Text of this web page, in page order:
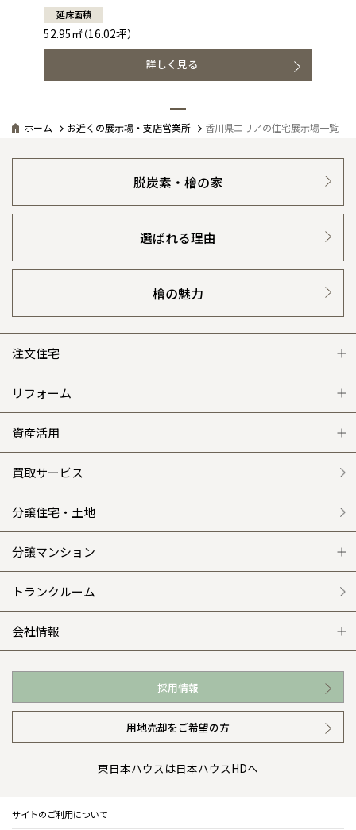
延床面積
52.95㎡（16.02坪）
詳しく見る
ホーム お近くの展示場・支店営業所 香川県エリアの住宅展示場一覧
脱炭素・檜の家
選ばれる理由
檜の魅力
注文住宅
注文住宅 トップ
グレートステージ
クレステージ
施工事例
平屋の家
外観・インテリア集
WEB住宅展示場
お近くの展示場
イベント情報
リフォーム
リフォーム トップ
リフォームメニュー
選ばれる理由
リフォームの流れ
介護保険利用で快適リフォーム
カタログ請求（無料）
資産活用
資産活用 トップ
賃貸併用住宅のメリット
安心のサポートシステム
商品紹介
展示場案内
買取サービス
分譲住宅・土地
分譲マンション
分譲マンション トップ
ワザックとは
高い信頼性
安心の管理体制
トランクルーム
会社情報
会社情報 トップ
ニュースリリース
採用情報
用地売却をご希望の方
東日本ハウスは日本ハウスHDへ
サイトのご利用について